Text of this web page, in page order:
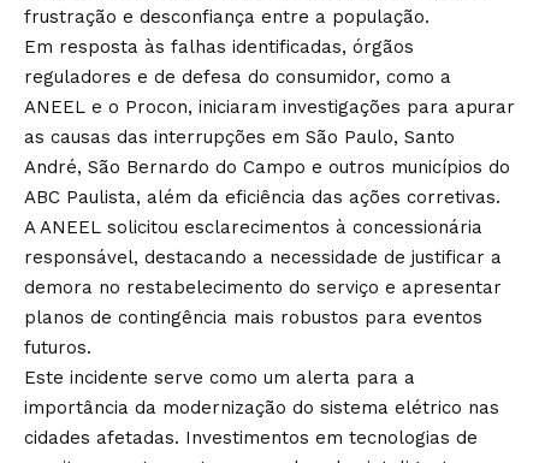
frustração e desconfiança entre a população.
Em resposta às falhas identificadas, órgãos
reguladores e de defesa do consumidor, como a
ANEEL e o Procon, iniciaram investigações para apurar
as causas das interrupções em São Paulo, Santo
André, São Bernardo do Campo e outros municípios do
ABC Paulista, além da eficiência das ações corretivas.
A ANEEL solicitou esclarecimentos à concessionária
responsável, destacando a necessidade de justificar a
demora no restabelecimento do serviço e apresentar
planos de contingência mais robustos para eventos
futuros.
Este incidente serve como um alerta para a
importância da modernização do sistema elétrico nas
cidades afetadas. Investimentos em tecnologias de